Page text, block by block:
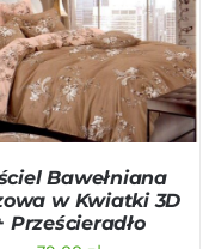
DO KOSZYKA
/
Bawełniana
w Kwiatki 3D
Prześcieradło